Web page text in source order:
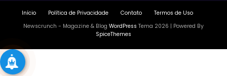
Início Política de Privacidade Contato
Termos de Uso
Newscrunch - Magazine & Blog WordPress Tema 2026 | Powered By
SpiceThemes